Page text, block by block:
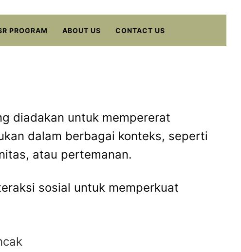
PROGRAM ABOUT US CONTACT US
diadakan untuk mempererat
dalam berbagai konteks, seperti
atau pertemanan.
sosial untuk memperkuat